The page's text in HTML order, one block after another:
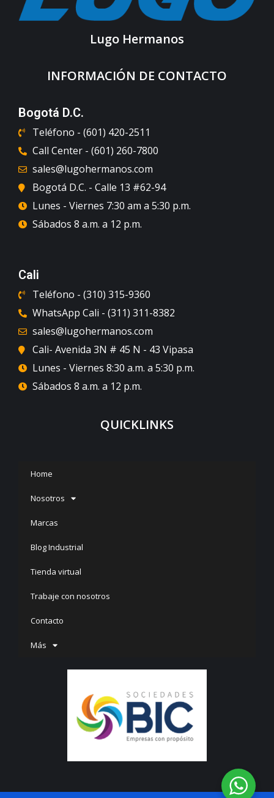
Lugo Hermanos
INFORMACIÓN DE CONTACTO
Bogotá D.C.
Teléfono - (601) 420-2511
Call Center - (601) 260-7800
sales@lugohermanos.com
Bogotá D.C. - Calle 13 #62-94
Lunes - Viernes 7:30 am a 5:30 p.m.
Sábados 8 a.m. a 12 p.m.
Cali
Teléfono - (310) 315-9360
WhatsApp Cali - (311) 311-8382
sales@lugohermanos.com
Cali- Avenida 3N # 45 N - 43 Vipasa
Lunes - Viernes 8:30 a.m. a 5:30 p.m.
Sábados 8 a.m. a 12 p.m.
QUICKLINKS
Home
Nosotros
Marcas
Blog Industrial
Tienda virtual
Trabaje con nosotros
Contacto
Más